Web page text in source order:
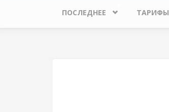
ПОСЛЕДНЕЕ ТАРИФЫ